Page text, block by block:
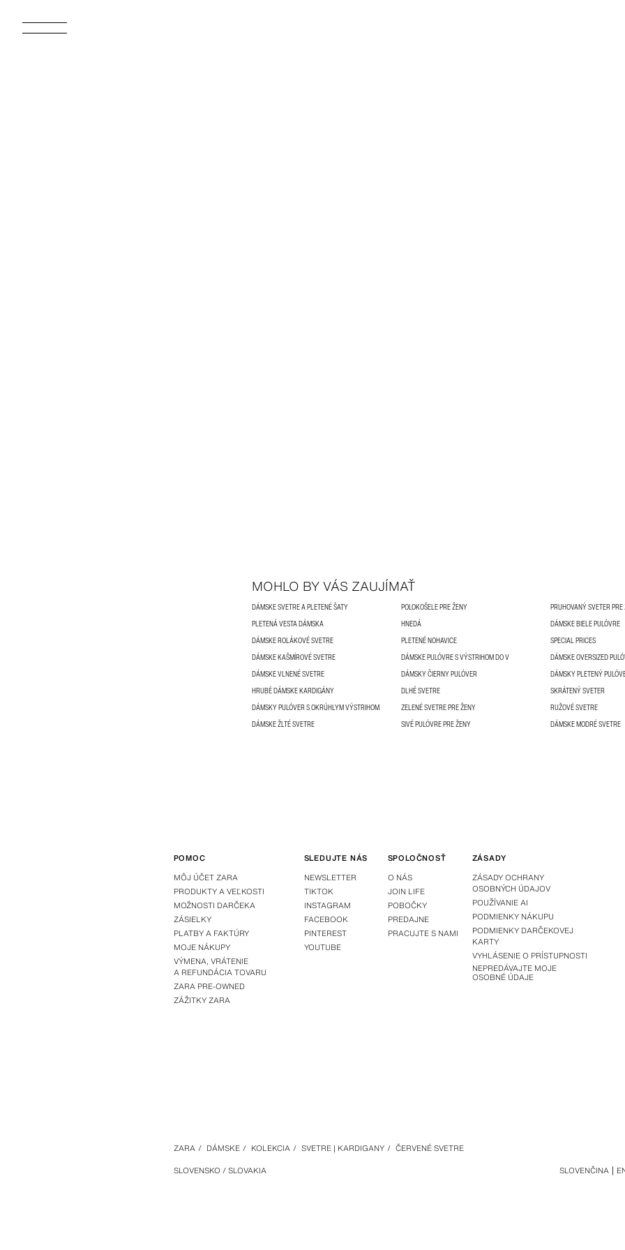
MOHLO BY VÁS ZAUJÍMAŤ
DÁMSKE SVETRE A PLETENÉ ŠATY POLOKOŠELE PRE ŽENY
PRUHOVANÝ SVETER
PLETENÁ VESTA DÁMSKA
HNEDÁ
DÁMSKE BIELE PULÓVRE
DÁMSKE ROLÁKOVÉ SVETRE
PLETENÉ NOHAVICE
SPECIAL PRICES
DÁMSKE KAŠMÍROVÉ SVETRE
DÁMSKE PULÓVRE S VÝSTRIHOM DO V
DÁMSKE OVERSIZED
DÁMSKE VLNENÉ SVETRE
DÁMSKY ČIERNY PULÓVER
DÁMSKY PLETENÝ
HRUBÉ DÁMSKE KARDIGÁNY
DLHÉ SVETRE
SKRÁTENÝ SVETER
DÁMSKY PULÓVER S OKRÚHLYM VÝSTRIHOM
ZELENÉ SVETRE PRE ŽENY
RUŽOVÉ SVETRE
DÁMSKE ŽLTÉ SVETRE
SIVÉ PULÓVRE PRE ŽENY DÁMSKE MODRÉ SVETRE
POMOC
MÔJ ÚČET ZARA
PRODUKTY A VEĽKOSTI
MOŽNOSTI DARČEKA
ZÁSIELKY
PLATBY A FAKTÚRY
MOJE NÁKUPY
VÝMENA, VRÁTENIE
A REFUNDÁCIA TOVARU
ZARA PRE-OWNED
ZÁŽITKY ZARA
SLEDUJTE NÁS
NEWSLETTER
TIKTOK
INSTAGRAM
FACEBOOK
PINTEREST
YOUTUBE
SPOLOČNOSŤ
O NÁS
JOIN LIFE
POBOČKY
PREDAJNE
PRACUJTE S NAMI
ZÁSADY
ZÁSADY OCHRANY
OSOBNÝCH ÚDAJOV
POUŽÍVANIE AI
PODMIENKY NÁKUPU
PODMIENKY DARČEKOVEJ
KARTY
VYHLÁSENIE O PRÍSTUPNOSTI
NEPREDÁVAJTE MOJE
OSOBNÉ ÚDAJE
ZARA / DÁMSKE / KOLEKCIA / SVETRE | KARDIGANY / ČERVENÉ SVETRE
SLOVENSKO / SLOVAKIA
SLOVENČINA